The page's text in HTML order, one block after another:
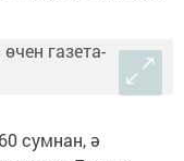
сумнан, ә